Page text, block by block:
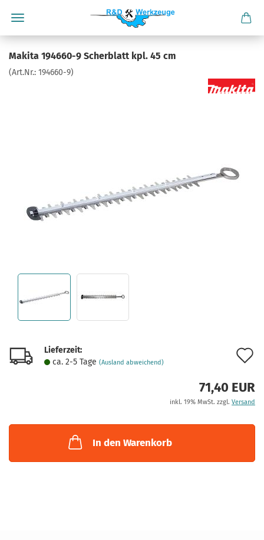
Makita 194660-9 Scherblatt kpl. 45 cm
(Art.Nr.: 194660-9)
Lieferzeit:
ca. 2-5 Tage (Ausland abweichend)
71,40 EUR
inkl. 19% MwSt. zzgl. Versand
In den Warenkorb